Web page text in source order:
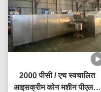
2000 पीसी / एच स्वचालित
आइसक्रीम कोन मशीन पीएलसी